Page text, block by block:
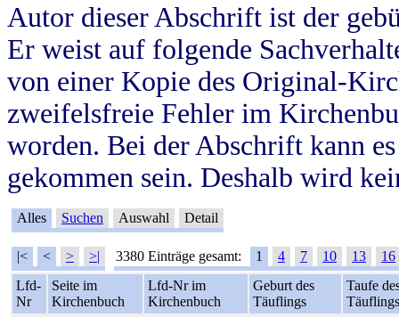
Autor dieser Abschrift ist der
Er weist auf folgende
von einer Kopie des Original-
zweifelsfreie Fehler im
worden. Bei der Abschrift kann
gekommen sein. Deshalb wird
Alles Suchen Auswahl Detail
|< < > >| 3380 Einträge gesamt: 1 4 7 10 13
16
Lfd-
Nr
Seite im
Kirchenbuch
Lfd-Nr im
Kirchenbuch
Geburt des
Täuflings
Taufe
Täuflings